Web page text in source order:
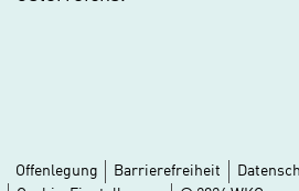
Offenlegung Barrierefreiheit